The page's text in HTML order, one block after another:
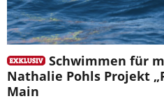
Schwimmen für
Nathalie Pohls Projekt
Main